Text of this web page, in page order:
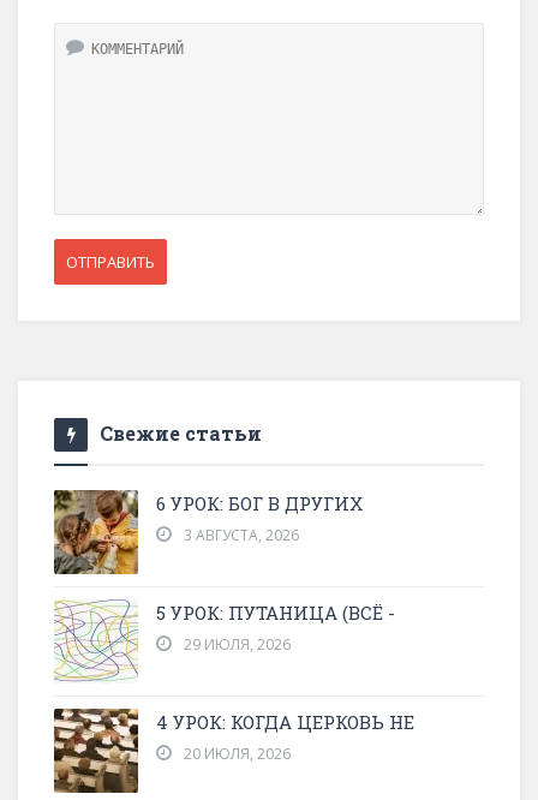
Свежие статьи
6 УРОК: БОГ В ДРУГИХ
3 АВГУСТА, 2026
5 УРОК: ПУТАНИЦА (ВСЁ -
29 ИЮЛЯ, 2026
4 УРОК: КОГДА ЦЕРКОВЬ НЕ
20 ИЮЛЯ, 2026